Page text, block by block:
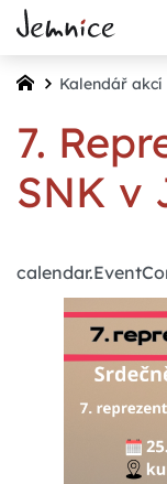
Kalendář akcí
7.
SNK v